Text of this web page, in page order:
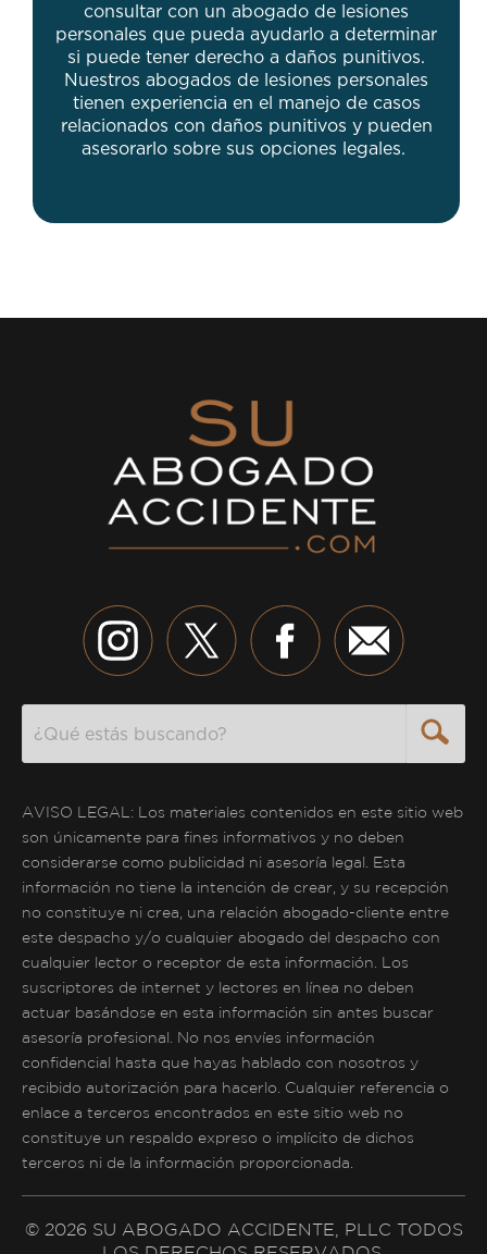
consultar con un abogado de lesiones
personales que pueda ayudarlo a determinar
si puede tener derecho a daños punitivos.
Nuestros abogados de lesiones personales
tienen experiencia en el manejo de casos
relacionados con daños punitivos y pueden
asesorarlo sobre sus opciones legales.
AVISO LEGAL: Los materiales contenidos en este sitio web
son únicamente para fines informativos y no deben
considerarse como publicidad ni asesoría legal. Esta
información no tiene la intención de crear, y su recepción
no constituye ni crea, una relación abogado-cliente entre
este despacho y/o cualquier abogado del despacho con
cualquier lector o receptor de esta información. Los
suscriptores de internet y lectores en línea no deben
actuar basándose en esta información sin antes buscar
asesoría profesional. No nos envíes información
confidencial hasta que hayas hablado con nosotros y
recibido autorización para hacerlo. Cualquier referencia o
enlace a terceros encontrados en este sitio web no
constituye un respaldo expreso o implícito de dichos
terceros ni de la información proporcionada.
© 2026 SU ABOGADO ACCIDENTE, PLLC TODOS